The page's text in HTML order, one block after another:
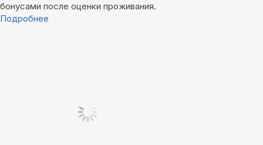
бонусами после оценки проживания.
Подробнее